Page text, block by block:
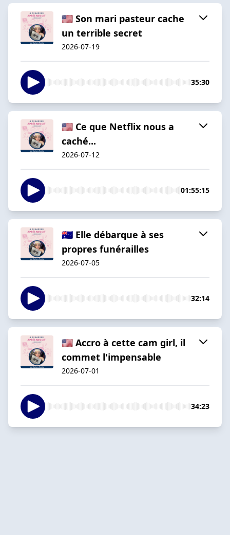
🇺🇸 Son mari pasteur cache
un terrible secret
2026-07-19
35:30
🇺🇸 Ce que Netflix nous a
caché...
2026-07-12
01:55:15
🇦🇺 Elle débarque à ses
propres funérailles
2026-07-05
32:14
🇺🇸 Accro à cette cam girl, il
commet l'impensable
2026-07-01
34:23